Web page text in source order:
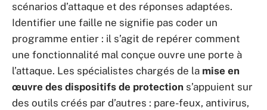
scénarios d’attaque et des réponses adaptées.
Identifier une faille ne signifie pas coder un
programme entier : il s’agit de repérer comment
une fonctionnalité mal conçue ouvre une porte à
l’attaque. Les spécialistes chargés de la mise en
œuvre des dispositifs de protection s’appuient sur
des outils créés par d’autres : pare-feux, antivirus,